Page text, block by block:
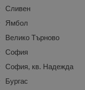
Сливен
Ямбол
Велико Търново
София
София, кв. Надежда
Бургас